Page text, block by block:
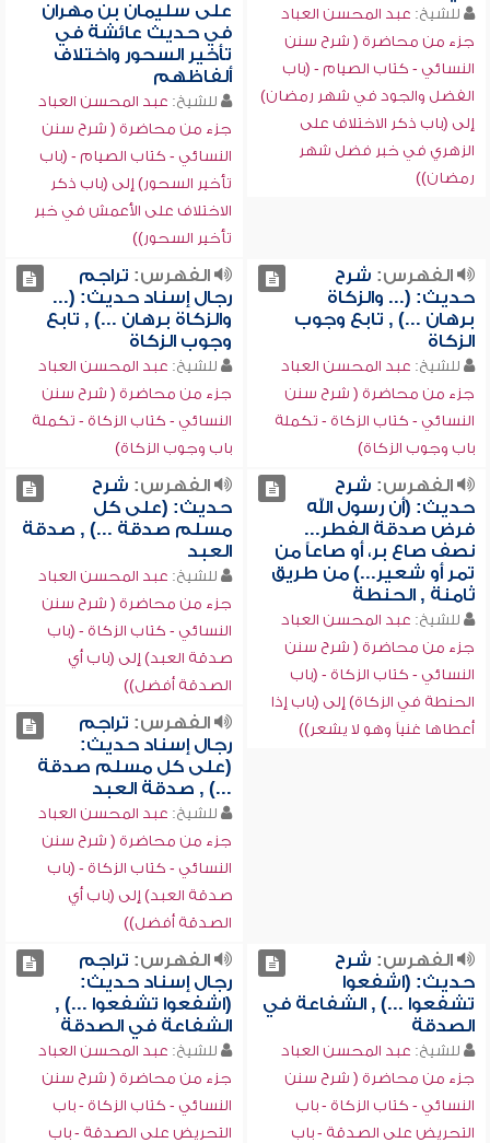
للشيخ: عبد المحسن العباد
جزء من محاضرة ( شرح سنن
النسائي - كتاب الصيام - (باب
الفضل والجود في شهر رمضان)
إلى (باب ذكر الاختلاف على
الزهري في خبر فضل شهر
رمضان))
على سليمان بن مهران
في حديث عائشة في
تأخير السحور واختلاف
ألفاظهم
للشيخ: عبد المحسن العباد
جزء من محاضرة ( شرح سنن
النسائي - كتاب الصيام - (باب
تأخير السحور) إلى (باب ذكر
الاختلاف على الأعمش في خبر
تأخير السحور))
الفهرس: شرح
حديث: (... والزكاة
برهان ...) , تابع وجوب
الزكاة
للشيخ: عبد المحسن العباد
جزء من محاضرة ( شرح سنن
النسائي - كتاب الزكاة - تكملة
باب وجوب الزكاة)
الفهرس: تراجم
رجال إسناد حديث: (...
والزكاة برهان ...) , تابع
وجوب الزكاة
للشيخ: عبد المحسن العباد
جزء من محاضرة ( شرح سنن
النسائي - كتاب الزكاة - تكملة
باب وجوب الزكاة)
الفهرس: شرح
حديث: (أن رسول الله
فرض صدقة الفطر...
نصف صاع بر، أو صاعاً من
تمر أو شعير...) من طريق
ثامنة , الحنطة
للشيخ: عبد المحسن العباد
جزء من محاضرة ( شرح سنن
النسائي - كتاب الزكاة - (باب
الحنطة في الزكاة) إلى (باب إذا
أعطاها غنياً وهو لا يشعر))
الفهرس: شرح
حديث: (على كل
مسلم صدقة ...) , صدقة
العبد
للشيخ: عبد المحسن العباد
جزء من محاضرة ( شرح سنن
النسائي - كتاب الزكاة - (باب
صدقة العبد) إلى (باب أي
الصدقة أفضل))
الفهرس: تراجم
رجال إسناد حديث:
(على كل مسلم صدقة
...) , صدقة العبد
للشيخ: عبد المحسن العباد
جزء من محاضرة ( شرح سنن
النسائي - كتاب الزكاة - (باب
صدقة العبد) إلى (باب أي
الصدقة أفضل))
الفهرس: شرح
حديث: (اشفعوا
تشفعوا ...) , الشفاعة في
الصدقة
للشيخ: عبد المحسن العباد
جزء من محاضرة ( شرح سنن
النسائي - كتاب الزكاة - باب
التحريض على الصدقة - باب
الفهرس: تراجم
رجال إسناد حديث:
(اشفعوا تشفعوا ...) ,
الشفاعة في الصدقة
للشيخ: عبد المحسن العباد
جزء من محاضرة ( شرح سنن
النسائي - كتاب الزكاة - باب
التحريض على الصدقة - باب